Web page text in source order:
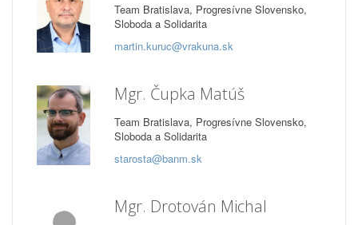
Team Bratislava, Progresívne Slovensko,
Sloboda a Solidarita
martin.kuruc@vrakuna.sk
Mgr. Čupka Matúš
Team Bratislava, Progresívne Slovensko,
Sloboda a Solidarita
starosta@banm.sk
Mgr. Drotován Michal